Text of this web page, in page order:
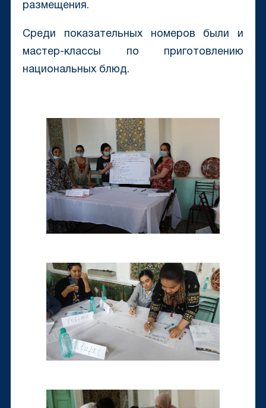
размещения.
Среди показательных номеров были и
мастер-классы по приготовлению
национальных блюд.